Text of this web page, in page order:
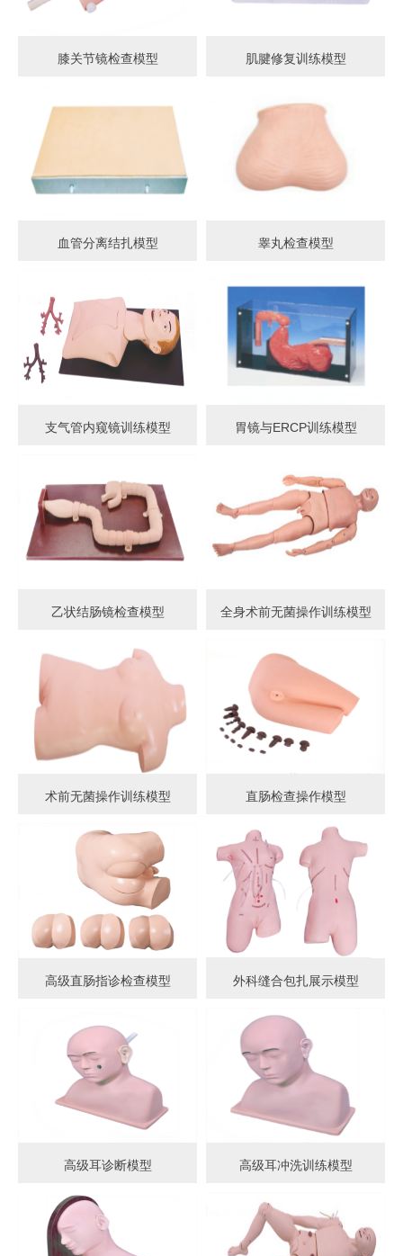
膝关节镜检查模型 肌腱修复训练模型
血管分离结扎模型 睾丸检查模型
支气管内窥镜训练模型 胃镜与ERCP训练模型
乙状结肠镜检查模型 全身术前无菌操作训练模型
术前无菌操作训练模型 直肠检查操作模型
高级直肠指诊检查模型 外科缝合包扎展示模型
高级耳诊断模型 高级耳冲洗训练模型